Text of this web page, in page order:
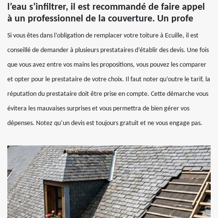
l’eau s’infiltrer, il est recommandé de faire appel
à un professionnel de la couverture. Un profe
Si vous êtes dans l’obligation de remplacer votre toiture à Ecuille, il est
conseillé de demander à plusieurs prestataires d’établir des devis. Une fois
que vous avez entre vos mains les propositions, vous pouvez les comparer
et opter pour le prestataire de votre choix. Il faut noter qu’outre le tarif, la
réputation du prestataire doit être prise en compte. Cette démarche vous
évitera les mauvaises surprises et vous permettra de bien gérer vos
dépenses. Notez qu’un devis est toujours gratuit et ne vous engage pas.